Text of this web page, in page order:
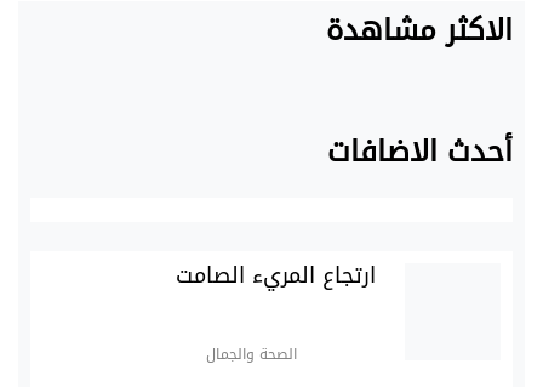
الاكثر مشاهدة
أحدث الاضافات
ارتجاع المريء الصامت
الصحة والجمال